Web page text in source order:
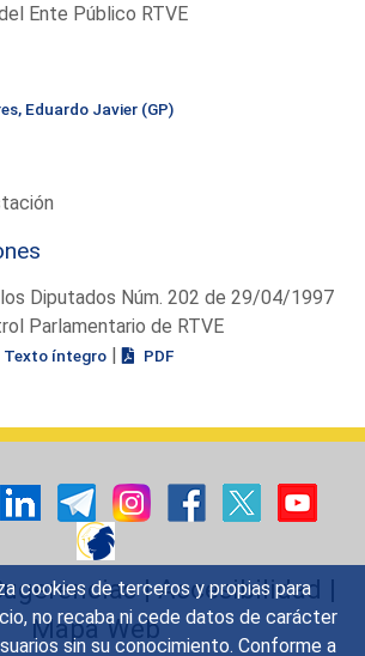
cookies de terceros y propias para
no recaba ni cede datos de carácter
sin su conocimiento. Conforme a
Ente Público RTVE
Eduardo Javier (GP)
Diputados Núm. 202 de 29/04/1997
Parlamentario de RTVE
Texto íntegro | PDF
|Accesibilidad |
Mapa Web